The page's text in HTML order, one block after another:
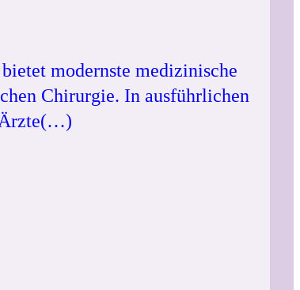
modernste medizinische
Chirurgie. In ausführlichen
Ärzte(…)